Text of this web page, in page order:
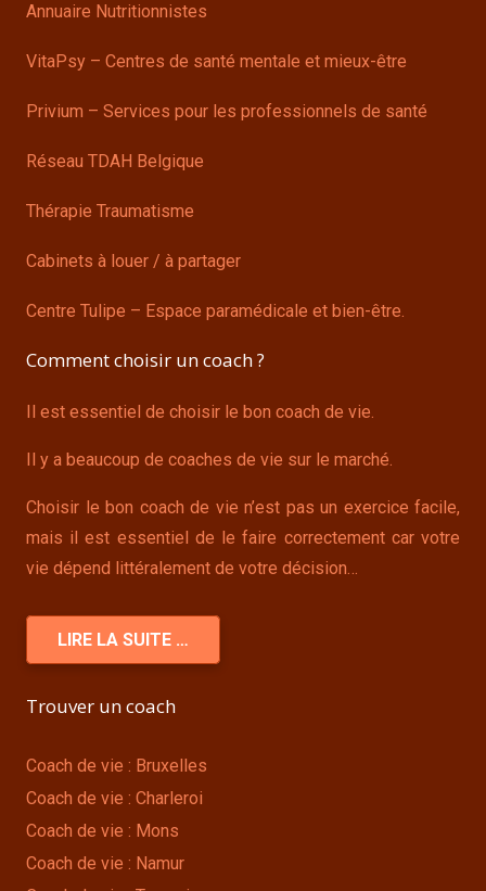
Annuaire Nutritionnistes
VitaPsy – Centres de santé mentale et mieux-être
Privium – Services pour les professionnels de santé
Réseau TDAH Belgique
Thérapie Traumatisme
Cabinets à louer / à partager
Centre Tulipe – Espace paramédicale et bien-être.
Comment choisir un coach ?
Il est essentiel de choisir le bon coach de vie.
Il y a beaucoup de coaches de vie sur le marché.
Choisir le bon coach de vie n’est pas un exercice facile,
mais il est essentiel de le faire correctement car votre
vie dépend littéralement de votre décision…
LIRE LA SUITE …
Trouver un coach
Coach de vie : Bruxelles
Coach de vie : Charleroi
Coach de vie : Mons
Coach de vie : Namur